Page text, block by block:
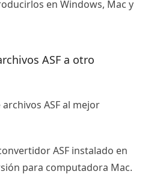
en Windows, Mac y
ASF a otro
ASF al mejor
ASF instalado en
para computadora Mac.